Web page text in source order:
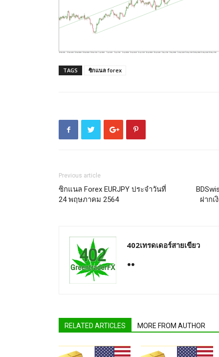
TAGS ซิกแนล forex
Previous article
ซิกแนล Forex EURJPY ประจำวันที่
24 พฤษภาคม 2564
ฝากเ
402เทรดเดอร์สายเขียว
RELATED ARTICLES MORE FROM AUTHOR